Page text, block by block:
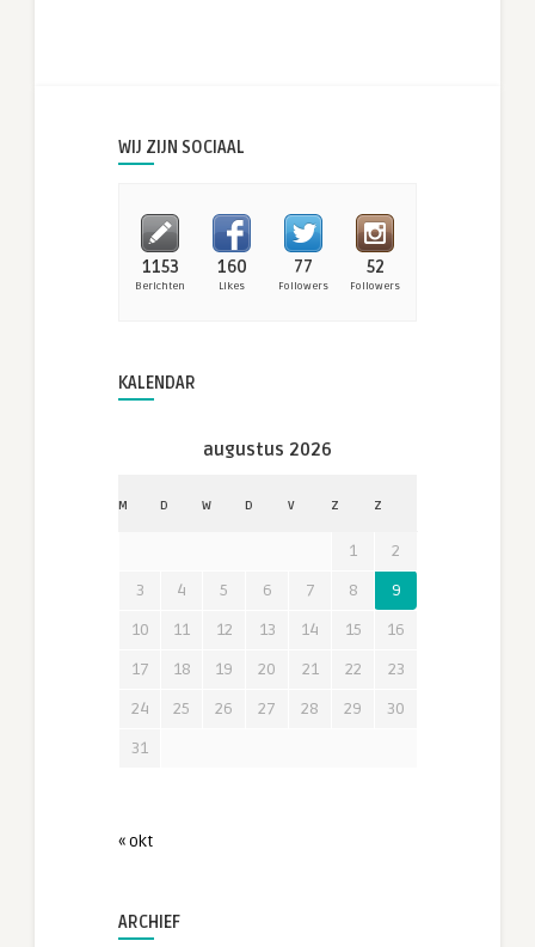
WIJ ZIJN SOCIAAL
1153
Berichten
160
Likes
77
Followers
52
Followers
KALENDAR
augustus 2026
M D W D V Z Z
1
2
3
4 5 6 7 8
9
10
11 12 13 14 15
16
17
18 19 20 21 22
23
24
25 26 27 28 29
30
31
« okt
ARCHIEF